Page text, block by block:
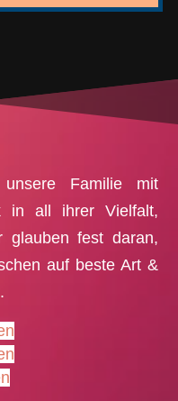
Familie mit
in all ihrer Vielfalt,
glauben fest daran,
auf beste Art &